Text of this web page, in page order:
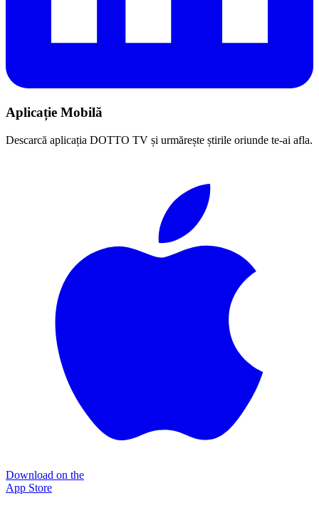
Aplicație Mobilă
Descarcă aplicația DOTTO TV și urmărește știrile oriunde te-ai afla.
Download on the
App Store